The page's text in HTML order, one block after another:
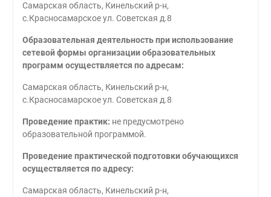
Самарская область, Кинельский р-н,
с.Красносамарское ул. Советская д.8
Образовательная деятельность при использование
сетевой формы организации образовательных
программ осуществляется по адресам:
Самарская область, Кинельский р-н,
с.Красносамарское ул. Советская д.8
Проведение практик: не предусмотрено
образовательной программой.
Проведение практической подготовки обучающихся
осуществляется по адресу:
Самарская область, Кинельский р-н,